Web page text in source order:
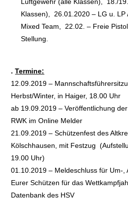
Klassen), 26.01.2020 – LG u. LP
Mixed Team, 22.02. – Freie
Stellung.
.Termine:
12.09.2019 –
Herbst/Winter, in Haiger, 18.00 Uhr
ab 19.09.2019 – Veröffentlichung
RWK im Online Melder
21.09.2019 – Schützenfest des
Kölschhausen, mit Festzug
19.00 Uhr)
01.10.2019 – Meldeschluss für Um-,
Eurer Schützen für das
Datenbank des HSV